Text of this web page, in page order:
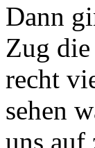
Dann
Zug
recht
sehen
uns auf